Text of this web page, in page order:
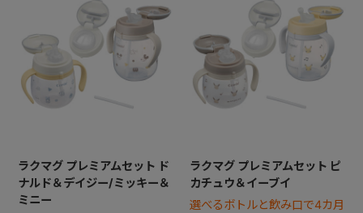
ラクマグ プレミアムセット ド
ナルド＆デイジー/ミッキー＆
ミニー
ラクマグ プレミアムセット ピ
カチュウ＆イーブイ
選べるボトルと飲み口で4カ月